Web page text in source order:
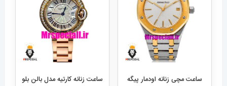
ساعت مچی زنانه اودمار پیگه
ساعت زنانه کارتیه مدل بالن بلو